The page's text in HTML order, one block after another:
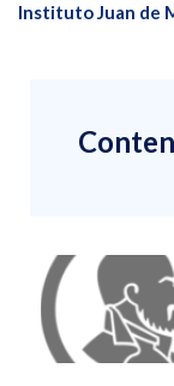
Instituto Juan de